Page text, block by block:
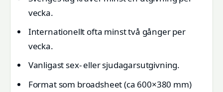
vecka.
Internationellt ofta minst två gånger per
vecka.
Vanligast sex- eller sjudagarsutgivning.
Format som broadsheet (ca 600×380 mm)